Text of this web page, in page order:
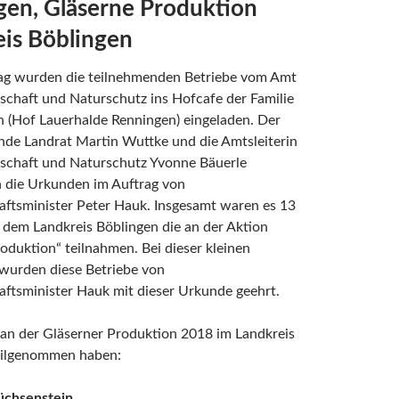
Gläserne Produktion
Böblingen
wurden die teilnehmenden Betriebe vom Amt
und Naturschutz ins Hofcafe der Familie
(Hof Lauerhalde Renningen) eingeladen. Der
Landrat Martin Wuttke und die Amtsleiterin
und Naturschutz Yvonne Bäuerle
die Urkunden im Auftrag von
Peter Hauk. Insgesamt waren es 13
Landkreis Böblingen die an der Aktion
teilnahmen. Bei dieser kleinen
diese Betriebe von
Hauk mit dieser Urkunde geehrt.
der Gläserner Produktion 2018 im Landkreis
haben: